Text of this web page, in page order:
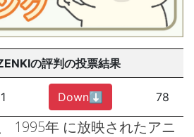
の評判の投票結果
Down⬇︎ 78
1995年 に放映されたアニ